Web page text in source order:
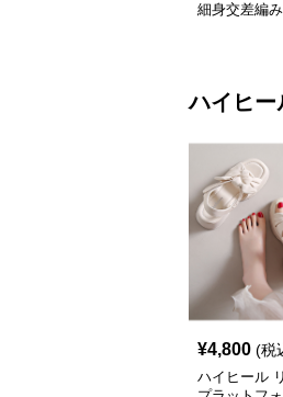
細身交差編
ハイヒー
¥4,800 (税
ハイヒール